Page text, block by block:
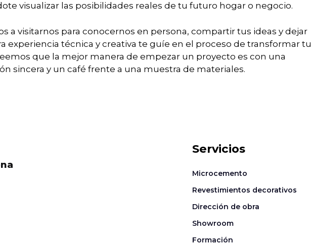
visualizar las posibilidades reales de tu futuro hogar o negocio.
a visitarnos para conocernos en persona, compartir tus ideas y dejar
experiencia técnica y creativa te guíe en el proceso de transformar tu
que la mejor manera de empezar un proyecto es con una
sincera y un café frente a una muestra de materiales.
Servicios
Microcemento
Revestimientos decorativos
Dirección de obra
Showroom
Formación